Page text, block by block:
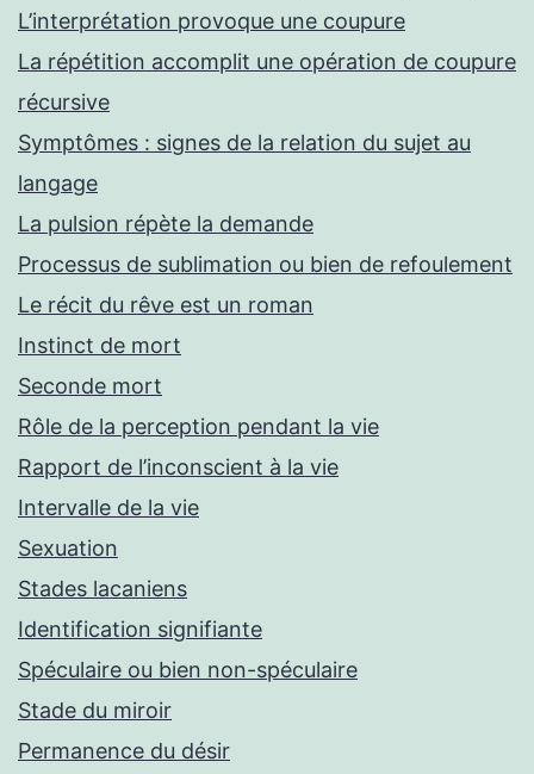
L’interprétation provoque une coupure
La répétition accomplit une opération de coupure
récursive
Symptômes : signes de la relation du sujet au
langage
La pulsion répète la demande
Processus de sublimation ou bien de refoulement
Le récit du rêve est un roman
Instinct de mort
Seconde mort
Rôle de la perception pendant la vie
Rapport de l’inconscient à la vie
Intervalle de la vie
Sexuation
Stades lacaniens
Identification signifiante
Spéculaire ou bien non-spéculaire
Stade du miroir
Permanence du désir